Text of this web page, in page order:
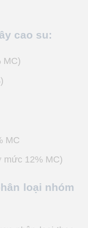
cao su:
MC)
MC
mức 12% MC)
loại nhóm